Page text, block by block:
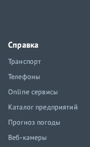
Справка
Транспорт
Телефоны
Online сервисы
Каталог предприятий
Прогноз погоды
Веб-камеры